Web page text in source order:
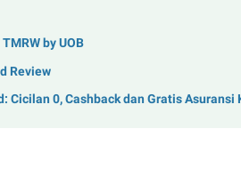
by UOB
Review
Cicilan 0, Cashback dan Gratis Asuransi